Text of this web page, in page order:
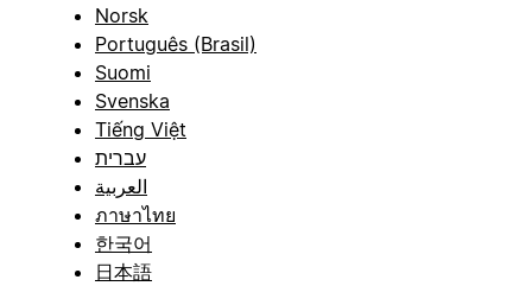
Norsk
Português (Brasil)
Suomi
Svenska
Tiếng Việt
עברית
العربية
ภาษาไทย
한국어
日本語